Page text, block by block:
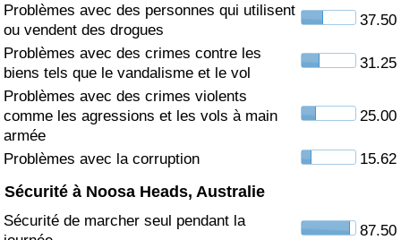
Problèmes avec des personnes qui utilisent
ou vendent des drogues
37.50
Problèmes avec des crimes contre les
biens tels que le vandalisme et le vol
31.25
Problèmes avec des crimes violents
comme les agressions et les vols à main
armée
25.00
Problèmes avec la corruption 15.62
Sécurité à Noosa Heads, Australie
Sécurité de marcher seul pendant la
87.50
Indice de Pollution (Actuel)
Indice de pollution
Indice de Pollution par Pays
Trafic
Indice de Trafic